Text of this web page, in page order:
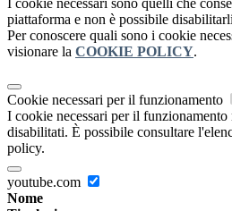
I cookie necessari sono quelli che
piattaforma e non è possibile
Per conoscere quali sono i cookie
visionare la COOKIE POLICY.
Cookie necessari per il funzionamento
I cookie necessari per il funzionamento
disabilitati. È possibile consultare
policy.
youtube.com
Nome